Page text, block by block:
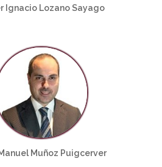
Ignacio Lozano Sayago
Muñoz Puigcerver